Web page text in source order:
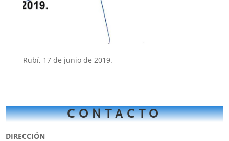
Rubí, 17 de junio de 2019.
CONTACTO
DIRECCIÓN